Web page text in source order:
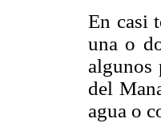
En casi
una o
algunos
del
agua o